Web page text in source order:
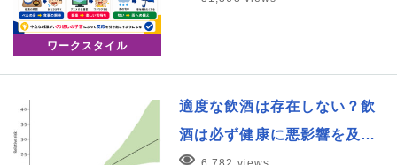
ワークスタイル
適度な飲酒は存在しない？飲
酒は必ず健康に悪影響を及…